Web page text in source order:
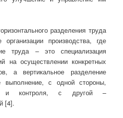
разделения труда
производства, где
труда – это специализация
на осуществлении конкретных
а вертикальное разделение
выполнение, с одной стороны,
и контроля, с другой –
[4].